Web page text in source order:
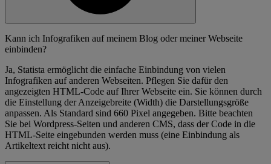
Kann ich Infografiken auf meinem Blog oder meiner Webseite
einbinden?
Ja, Statista ermöglicht die einfache Einbindung von vielen
Infografiken auf anderen Webseiten. Pflegen Sie dafür den
angezeigten HTML-Code auf Ihrer Webseite ein. Sie können durch
die Einstellung der Anzeigebreite (Width) die Darstellungsgröße
anpassen. Als Standard sind 660 Pixel angegeben. Bitte beachten
Sie bei Wordpress-Seiten und anderen CMS, dass der Code in die
HTML-Seite eingebunden werden muss (eine Einbindung als
Artikeltext reicht nicht aus).